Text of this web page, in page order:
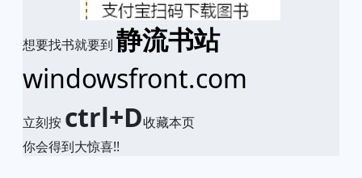
想要找书就要到 静流书站
windowsfront.com
立刻按 ctrl+D收藏本页
你会得到大惊喜!!